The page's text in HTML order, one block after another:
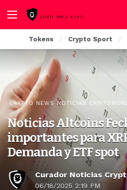
Tokens Crypto Sport
CRYPTO NEWS NOTICIAS
Noticias Altcoins
importantes para
Demanda y ETF spot
Curador Noticias
06/18/2025 2:19 PM